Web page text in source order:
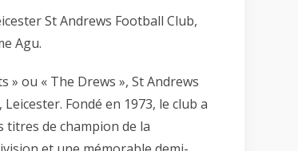
St Andrews Football Club,
Agu.
» ou « The Drews », St Andrews
Fondé en 1973, le club a
de champion de la